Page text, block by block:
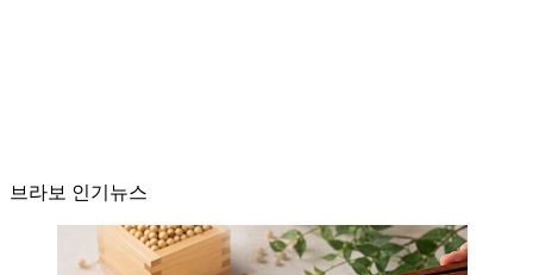
브라보 인기뉴스